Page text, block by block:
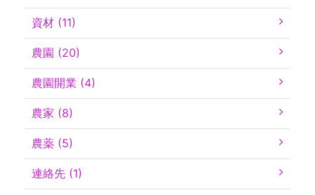
資材 (11)
農園 (20)
農園開業 (4)
農家 (8)
農薬 (5)
連絡先 (1)